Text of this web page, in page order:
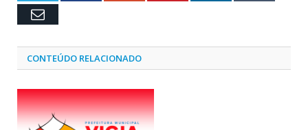
Email
CONTEÚDO RELACIONADO